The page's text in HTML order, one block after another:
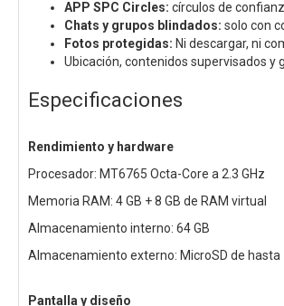
APP SPC Circles: círculos de
Chats y grupos blindados: solo con
Fotos protegidas: Ni descargar, ni
Ubicación, contenidos supervisados y
Especificaciones
Rendimiento y hardware
Procesador: MT6765 Octa-Core a 2.3 GHz
Memoria RAM: 4 GB + 8 GB de RAM virtual
Almacenamiento interno: 64 GB
Almacenamiento externo: MicroSD de hasta
Pantalla y diseño